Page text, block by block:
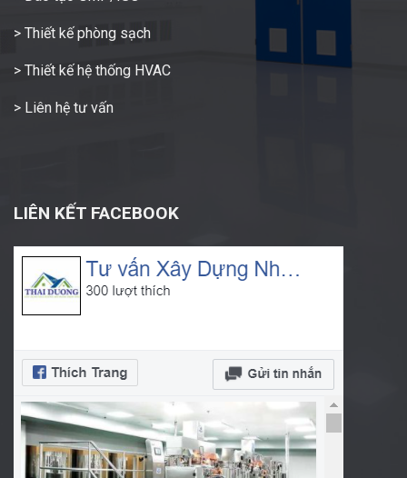
> Thiết kế phòng sạch
> Thiết kế hệ thống HVAC
> Liên hệ tư vấn
LIÊN KẾT FACEBOOK